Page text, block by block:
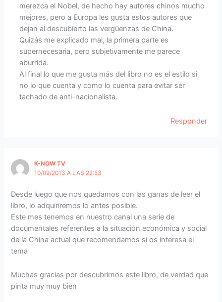
merezca el Nobel, de hecho hay autores chinos mucho
mejores, pero a Europa les gusta estos autores que
dejan al descubierto las vergüenzas de China.
Quizás me explicado mal, la primera parte es
supernecesaria, pero subjetivamente me parece
aburrida.
Al final lo que me gusta más del libro no es el estilo si
no lo que cuenta y como lo cuenta para evitar ser
tachado de anti-nacionalista.
Responder
K-NOW TV
10/09/2013 A LAS 22:53
Desde luego que nos quedamos con las ganas de leer el
libro, lo adquiriremos lo antes posible.
Este mes tenemos en nuestro canal una serie de
documentales referentes a la situación económica y social
de la China actual que recomendamos si os interesa el
tema
Muchas gracias por descubrirnos este libro, de verdad que
pinta muy muy bien